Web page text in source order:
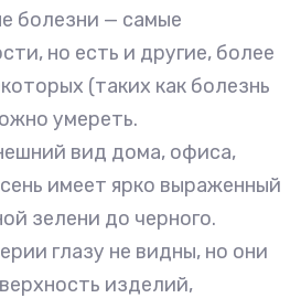
болезни — самые
но есть и другие, более
(таких как болезнь
умереть.
вид дома, офиса,
имеет ярко выраженный
зелени до черного.
глазу не видны, но они
изделий,